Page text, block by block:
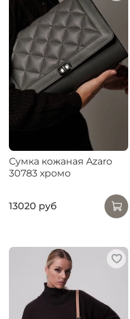
Сумка кожаная Azaro
30783 хромо
13020 руб